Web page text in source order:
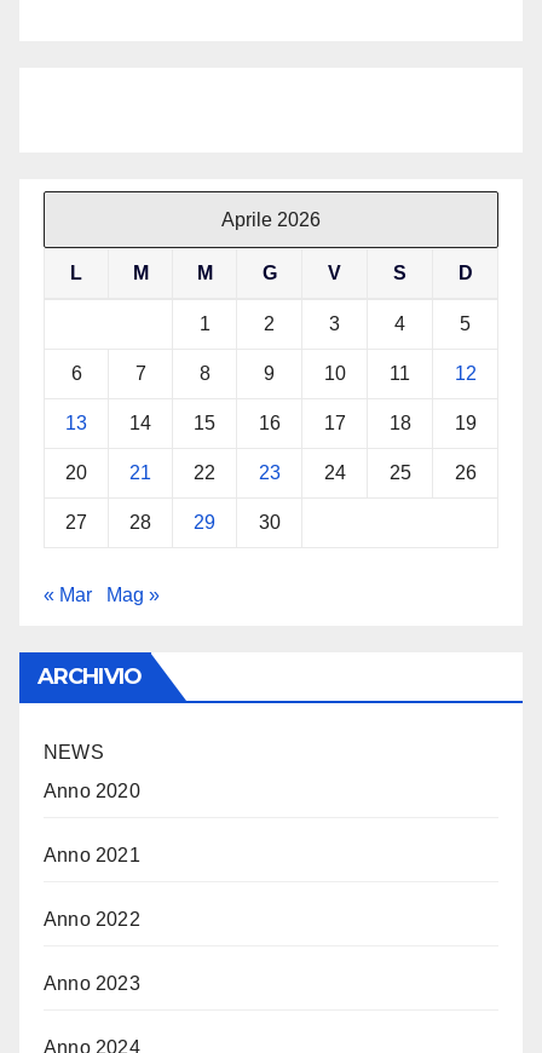
Aprile 2026
L M M G V S D
1 2 3 4 5
6 7 8 9 10 11 12
13 14 15 16 17 18 19
20 21 22 23 24 25 26
27 28 29 30
« Mar Mag »
ARCHIVIO
NEWS
Anno 2020
Anno 2021
Anno 2022
Anno 2023
Anno 2024